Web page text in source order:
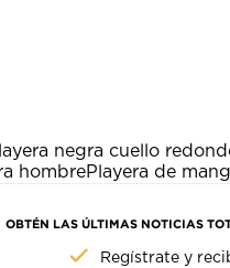
negra cuello
hombrePlayera de
OBTÉN LAS ÚLTIMAS NOTICIAS
Regístrate y